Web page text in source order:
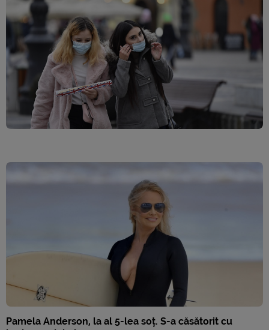
Pamela Anderson, la al 5-lea soț. S-a căsătorit cu